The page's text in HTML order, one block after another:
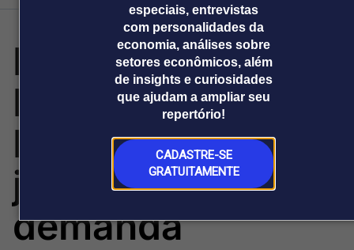
especiais, entrevistas
com personalidades da
economia, análises sobre
setores econômicos, além
de insights e curiosidades
que ajudam a ampliar seu
repertório!
CADASTRE-SE
GRATUITAMENTE
Plataformas
Broadcast
Broadcast+
O mercado
financeiro em
tempo real
Tudo sobre o
agronegócio
Broadcast
Broadcast
Releases Broadcast
Prêmio Broadcast
Prêmio Broadcast
Empresas
Releases
BNDES/
Nova etapa do
Brasil Soberano
já tem R$ 5 bi em
demanda